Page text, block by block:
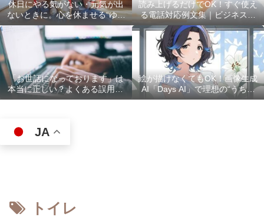
休日にやる気がない・元気が出
ないときに。心を休ませる“ゆる
い過ごし方”5選
読み上げるだけでOK！すぐ使え
る電話対応例文集｜ビジネスで
使える最初の言葉・最後の言葉
も完全網羅
「お世話になっております」は
本当に正しい？よくある誤用10
選
絵が描けなくてもOK！画像生成
AI「Days AI」で理想の“うちの
子”キャラクターを作ってみた体
JA
トイレ